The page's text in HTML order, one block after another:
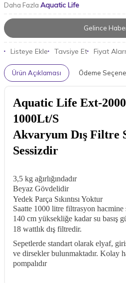
Daha Fazla Aquatic Life
Gelince
Listeye Ekle Tavsiye Et Fiyat
Ürün Açıklaması Ödeme
Aquatic Life Ext-
1000Lt/S
Akvaryum Dış Filtre
Sessizdir
3,5 kg ağırlığındadır
Beyaz Gövdelidir
Yedek Parça Sıkıntısı Yoktur
Saatte 1000 litre filtrasyon hacmine
140 cm yüksekliğe kadar su basış
18 wattlık dış filtredir.
Sepetlerde standart olarak elyaf,
ve dirsekler bulunmaktadır. Kolay
pompalıdır